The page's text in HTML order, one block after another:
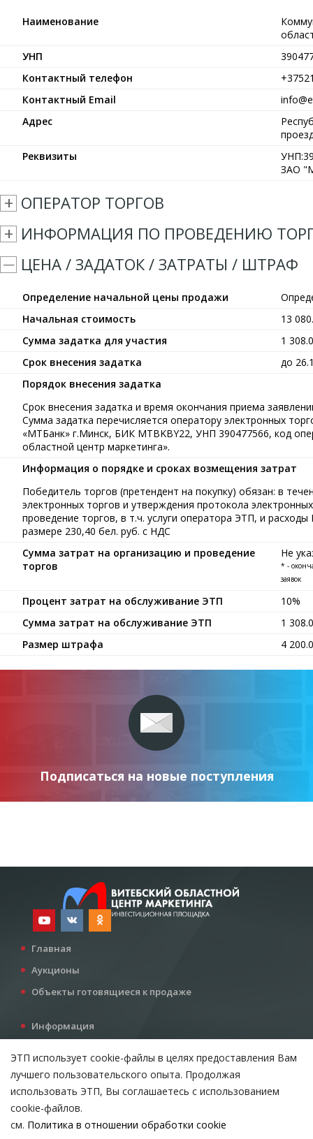
Наименование
УНП
Контактный телефон
Контактный Email
Адрес
Реквизиты
ЗАО
ОПЕРАТОР ТОРГОВ
ИНФОРМАЦИЯ ПО ПРОВЕДЕНИЮ
ЦЕНА / ЗАДАТОК / ЗАТРАТЫ / ШТРАФ
Определение начальной цены продажи
Начальная стоимость
13
Сумма задатка для участия
1
Срок внесения задатка
до
Порядок внесения задатка
Срок внесения задатка и время окончания приема
Сумма задатка перечисляется оператору электронных
«МТБанк» г.Минск, БИК MTBKBY22, УНП 390477566, код
областной центр маркетинга».
Информация о порядке и сроках возмещения затрат
Победитель торгов (претендент на покупку) обязан: в
электронных торгов и утверждения протокола
проведение торгов, в т.ч. услуги оператора ЭТП, и
размере 230,40 бел. руб. с НДС
Сумма затрат на организацию и проведение
торгов
Не
* -
заявок
Процент затрат на обслуживание ЭТП
10%
Сумма затрат на обслуживание ЭТП
1
Размер штрафа
4
Подписаться на новые поступления
Главная
Аукционы
Объекты готовящиеся к продаже
Информация
Все для инвестора
Контакты
Возникли вопросы?
ЭТП использует cookie-файлы в целях предоставления Вам
лучшего пользовательского опыта. Продолжая
использовать ЭТП, Вы соглашаетесь с использованием
cookie-файлов.
см. Политика в отношении обработки cookie